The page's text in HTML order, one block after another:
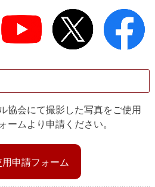
協会にて撮影した写真をご使用
ームより申請ください。
申請フォーム